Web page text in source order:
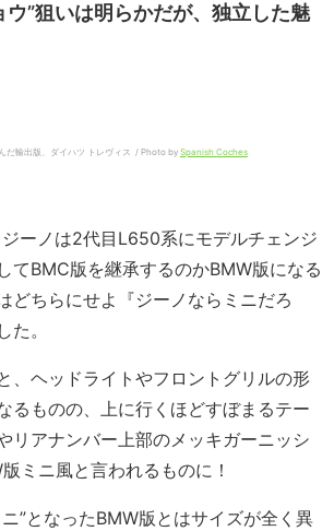
ウ”狙いは明らかだが、独立した魅
だ輸出版、ダイハツ トレヴィス / Photo by Spanish Coches
ーノは2代目L650系にモデルチェンジ
てBMC版を継承するのかBMW版になる
どちらにせよ『ジーノならミニだろ
た。
、ヘッドライトやフロントグリルの形
るものの、上に行くほどすぼまるテー
リアナンバー上部のメッキガーニッシ
ミニ風と言われるものに！
”となったBMW版とはサイズが全く異